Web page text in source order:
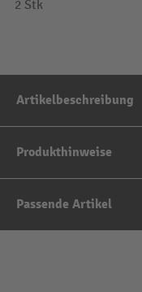
2 Stk
Artikelbeschreibung
Produkthinweise
Passende Artikel